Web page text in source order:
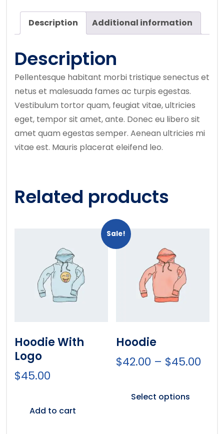
Description Additional information
Description
Pellentesque habitant morbi tristique senectus et
netus et malesuada fames ac turpis egestas.
Vestibulum tortor quam, feugiat vitae, ultricies
eget, tempor sit amet, ante. Donec eu libero sit
amet quam egestas semper. Aenean ultricies mi
vitae est. Mauris placerat eleifend leo.
Related products
Hoodie With
Logo
$45.00
Add to cart
Sale!
Hoodie
$42.00 – $45.00
Select options